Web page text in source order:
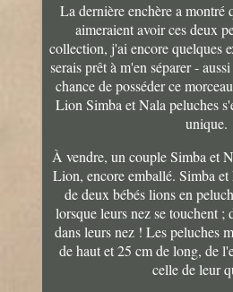
La dernière enchère a montré
aimeraient avoir ces deux
collection, j'ai encore quelques
serais prêt à m'en séparer -
chance de posséder ce
Lion Simba et Nala peluches
unique.
À vendre, un couple Simba et
Lion, encore emballé. Simba
de deux bébés lions en
lorsque leurs nez se touchent ;
dans leurs nez ! Les peluches
de haut et 25 cm de long, de
celle de leur